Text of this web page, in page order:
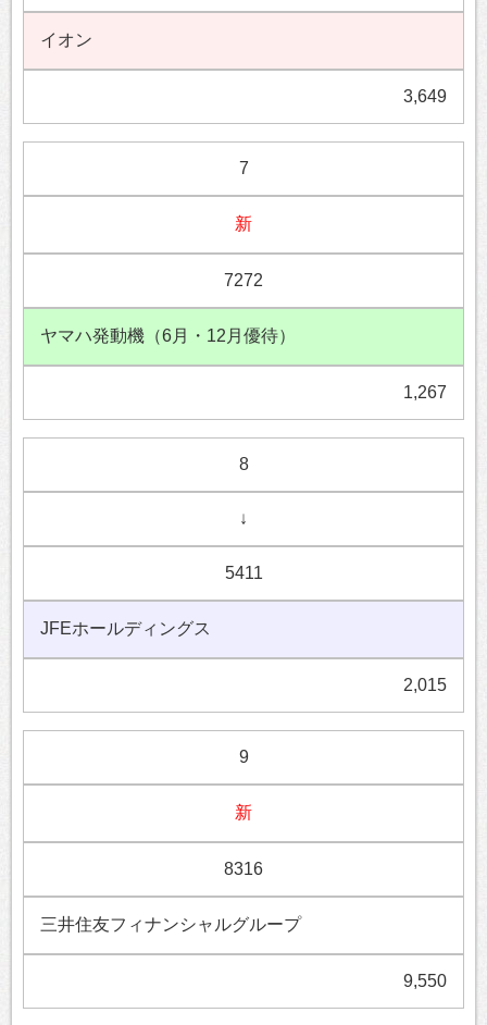
イオン
3,649
7
新
7272
ヤマハ発動機（6月・12月優待）
1,267
8
↓
5411
JFEホールディングス
2,015
9
新
8316
三井住友フィナンシャルグループ
9,550